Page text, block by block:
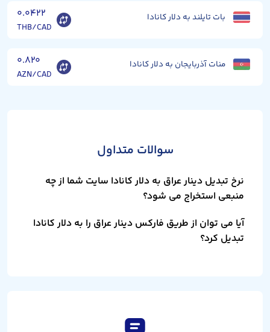
بات تایلند به دلار کانادا ۰.۰۴۲۲
THB/CAD
منات آذربایجان به دلار کانادا ۰.۸۲۰
AZN/CAD
سوالات متداول
نرخ تبدیل دینار عراق به دلار کانادا سایت شما از چه
منبعی استخراج می شود؟
آیا می توان از طریق فارکس دینار عراق را به دلار کانادا
تبدیل کرد؟